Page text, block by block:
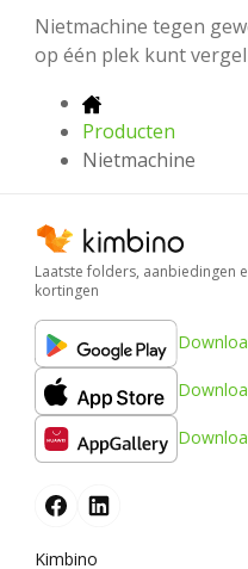
Nietmachine tegen
op één plek kunt
Producten
Nietmachine
Laatste folders, aanbiedingen
kortingen
Kimbino